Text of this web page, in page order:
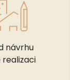
návrhu
realizaci